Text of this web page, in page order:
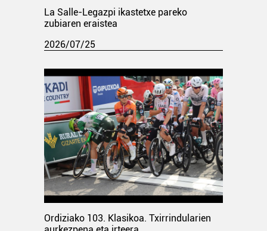
La Salle-Legazpi ikastetxe pareko
zubiaren eraistea
2026/07/25
Ordiziako 103. Klasikoa. Txirrindularien